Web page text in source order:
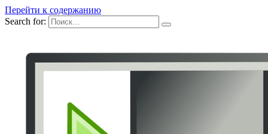
Перейти к содержанию
Search for: